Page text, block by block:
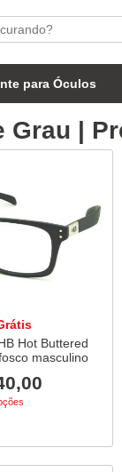
para Óculos
Grau |
Hot Buttered
masculino